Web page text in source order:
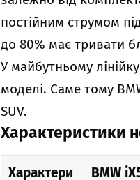
постійним струмом
до 80% має тривати
У майбутньому
моделі. Саме тому
SUV.
Характеристики
Характери BMW